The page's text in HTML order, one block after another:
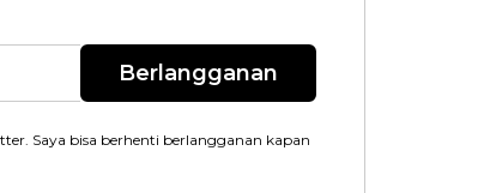
Berlangganan
Saya bisa berhenti berlangganan kapan